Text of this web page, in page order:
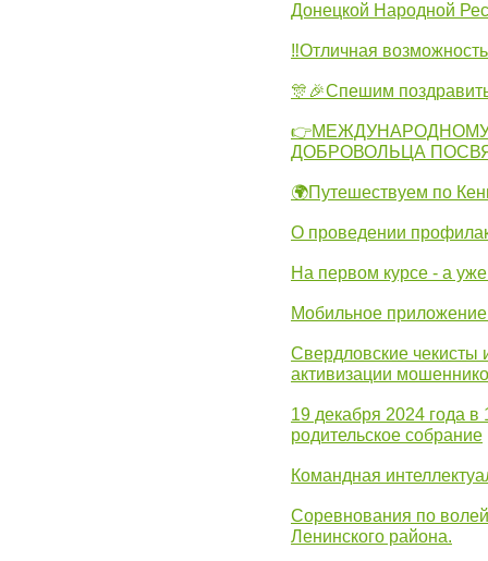
Донецкой Народной
‼Отличная
🎊🎉Спешим
ДОБРОВОЛЬЦА
🌍Путешествуем по
О проведении
На первом курсе - а
Мобильное
Свердловские
активизации
19 декабря 2024 года
родительское собрание
Командная
Соревнования по
Ленинского района.